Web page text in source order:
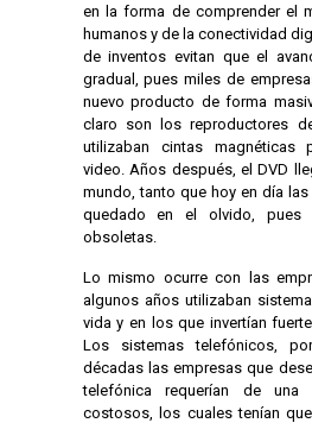
en la forma de comprender el
humanos y de la conectividad
de inventos evitan que el
gradual, pues miles de
nuevo producto de forma
claro son los reproductores
utilizaban cintas magnéticas
video. Años después, el DVD
mundo, tanto que hoy en día
quedado en el olvido, pues
obsoletas.
Lo mismo ocurre con las
algunos años utilizaban
vida y en los que invertían
Los sistemas telefónicos,
décadas las empresas que
telefónica requerían de
costosos, los cuales tenían